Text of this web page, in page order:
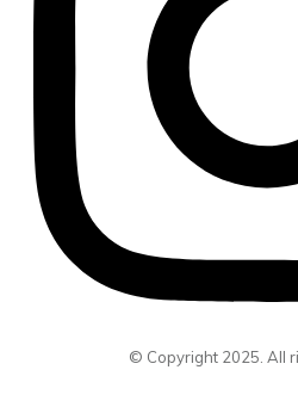
© Copyright 2025 . All